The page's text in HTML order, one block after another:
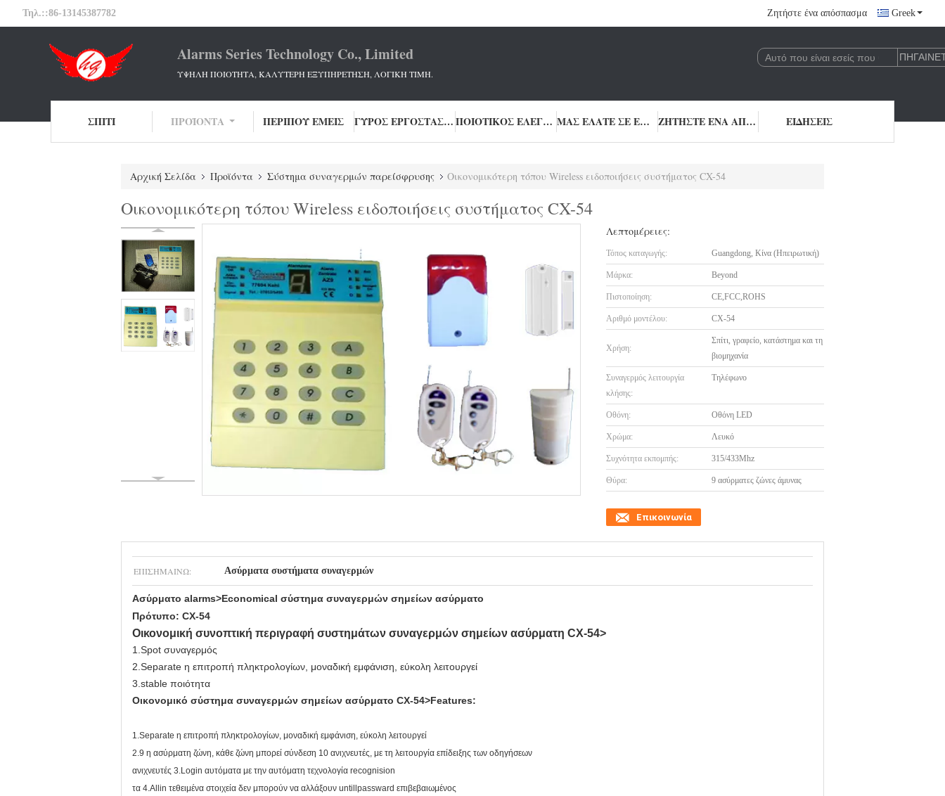
Τηλ.::86-13145387782 Ζητήστε ένα απόσπασμα Greek
Alarms Series Technology Co., Limited
ΥΨΗΛΗ ΠΟΙΟΤΗΤΑ, ΚΑΛΥΤΕΡΗ ΕΞΥΠΗΡΕΤΗΣΗ, ΛΟΓΙΚΗ ΤΙΜΗ.
ΣΠΊΤΙ ΠΡΟΪΌΝΤΑ ΠΕΡΊΠΟΥ ΕΜΕΊΣ ΓΎΡΟΣ ΕΡΓΟΣΤΑΣΊΩΝ ΠΟΙΟΤΙΚΌΣ ΈΛΕΓΧΟΣ ΜΑΣ ΕΛΆΤΕ ΣΕ ΕΠΑΦΉ ΜΕ ΖΗΤΉΣΤΕ ΈΝΑ ΑΠΌΣΠΑΣΜΑ ΕΙΔΉΣΕΙΣ
Αρχική Σελίδα Προϊόντα Σύστημα συναγερμών παρείσφρυσης Οικονομικότερη τόπου Wireless ειδοποιήσεις συστήματος CX-54
Οικονομικότερη τόπου Wireless ειδοποιήσεις συστήματος CX-54
Λεπτομέρειες:
Τόπος καταγωγής: Guangdong, Κίνα (Ηπειρωτική)
Μάρκα: Beyond
Πιστοποίηση: CE,FCC,ROHS
Αριθμό μοντέλου: CX-54
Χρήση:
Σπίτι, γραφείο, κατάστημα και τη
βιομηχανία
Συναγερμός λειτουργία
κλήσης:
Τηλέφωνο
Οθόνη: Οθόνη LED
Χρώμα: Λευκό
Συχνότητα εκπομπής: 315/433Mhz
Θύρα: 9 ασύρματες ζώνες άμυνας
Επικοινωνία
ΕΠΙΣΗΜΑΊΝΩ: Ασύρματα συστήματα συναγερμών
Ασύρματο alarms>Economical σύστημα συναγερμών σημείων ασύρματο
Πρότυπο: CX-54
Οικονομική συνοπτική περιγραφή συστημάτων συναγερμών σημείων ασύρματη CX-54>
1.Spot συναγερμός
2.Separate η επιτροπή πληκτρολογίων, μοναδική εμφάνιση, εύκολη λειτουργεί
3.stable ποιότητα
Οικονομικό σύστημα συναγερμών σημείων ασύρματο CX-54>Features:
1.Separate η επιτροπή πληκτρολογίων, μοναδική εμφάνιση, εύκολη λειτουργεί
2.9 η ασύρματη ζώνη, κάθε ζώνη μπορεί σύνδεση 10 ανιχνευτές, με τη λειτουργία επίδειξης των οδηγήσεων
ανιχνευτές 3.Login αυτόματα με την αυτόματη τεχνολογία recognision
τα 4.Allin τεθειμένα στοιχεία δεν μπορούν να αλλάξουν untillpassward επιβεβαιωμένος